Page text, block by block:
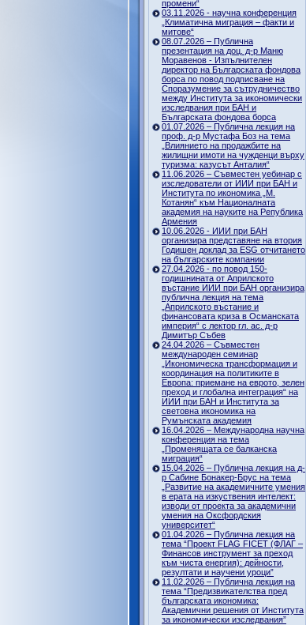
промени“
03.11.2026 - научна конференция
„Климатична миграция – факти и
митове“
08.07.2026 – Публична
презентация на доц. д-р Маню
Моравенов - Изпълнителен
директор на Българската фондова
борса по повод подписване на
Споразумение за сътрудничество
между Института за икономически
изследвания при БАН и
Българската фондова борса
01.07.2026 – Публична лекция на
проф. д-р Мустафа Боз на тема
„Влиянието на продажбите на
жилищни имоти на чужденци върху
туризма: казусът Анталия“
11.06.2026 – Съвместен уебинар с
изследователи от ИИИ при БАН и
Института по икономика „М.
Котанян“ към Националната
академия на науките на Република
Армения
10.06.2026 - ИИИ при БАН
организира представяне на втория
Годишен доклад за ESG отчитането
на българските компании
27.04.2026 - по повод 150-
годишнината от Априлското
въстание ИИИ при БАН организира
публична лекция на тема
„Априлското въстание и
финансовата криза в Османската
империя“ с лектор гл. ас. д-р
Димитър Събев
24.04.2026 – Съвместен
международен семинар
„Икономическа трансформация и
координация на политиките в
Европа: приемане на еврото, зелен
преход и глобална интеграция“ на
ИИИ при БАН и Института за
световна икономика на
Румънската академия
16.04.2026 – Международна научна
конференция на тема
„Променящата се балканска
миграция“
15.04.2026 – Публична лекция на д-
р Сабине Бонакер-Брус на тема
„Развитие на академичните умения
в ерата на изкуствения интелект:
изводи от проекта за академични
умения на Оксфордския
университет“
01.04.2026 – Публична лекция на
тема “Проект FLAG FICET (ФЛАГ –
Финансов инструмент за преход
към чиста енергия): дейности,
резултати и научени уроци”
11.02.2026 – Публична лекция на
тема “Предизвикателства пред
българската икономика:
Академични решения от Института
за икономически изследвания”